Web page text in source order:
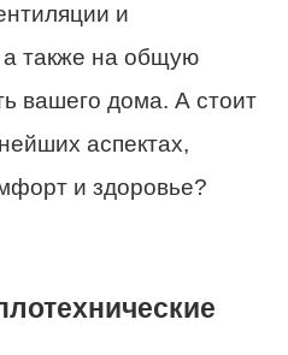
и
а также на общую
вашего дома. А стоит
аспектах,
и здоровье?